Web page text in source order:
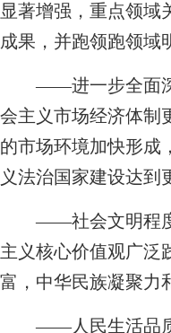
显著增强，重点领域
成果，并跑领跑领域
——进一步全面深
会主义市场经济体制
的市场环境加快形成
义法治国家建设达到
——社会文明程度
主义核心价值观广泛
富，中华民族凝聚力
——人民生活品质不